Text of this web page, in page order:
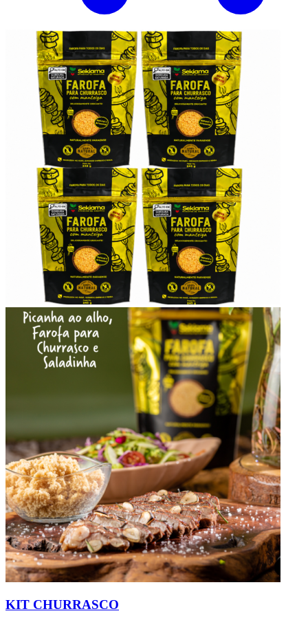
KIT CHURRASCO